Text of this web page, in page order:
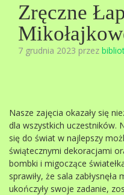
Zręczne
7 grudnia 2023 przez
Nasze zajęcia okazały się
dla wszystkich uczestników.
się do świat w najlepszy
świątecznymi dekoracjami
bombki i migoczące
sprawiły, że sala
ukończyły swoje zadanie,